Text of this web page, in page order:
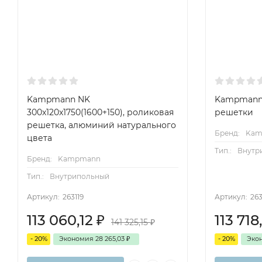
Kampmann NK
300x120x1750(1600+150), роликовая
решетка, алюминий натурального
цвета
Бренд:
Kampmann
Тип.:
Внутрипольный
Артикул: 263119
113 060,12 ₽ 141 325,15₽
- 20% Экономия 28 265,03 ₽
решетки
Бренд:
Тип.:
Артикул:
113
- 20%